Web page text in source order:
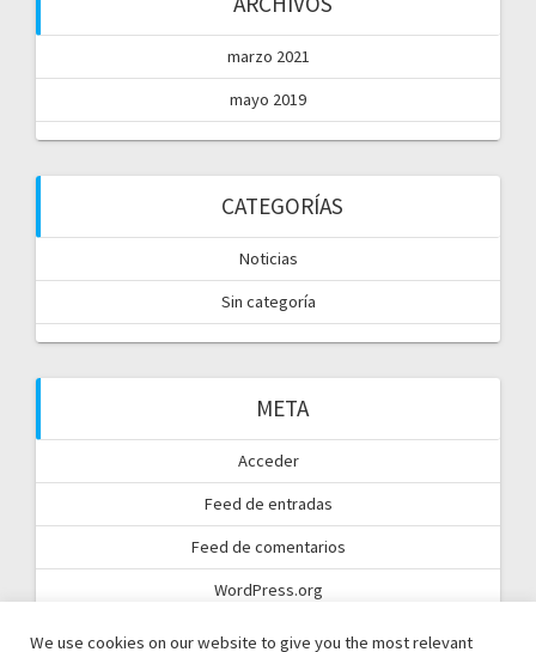
marzo 2021
mayo 2019
CATEGORÍAS
Noticias
Sin categoría
META
Acceder
Feed de entradas
Feed de comentarios
WordPress.org
We use cookies on our website to give you the most relevant